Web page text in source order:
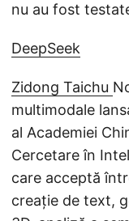
nu au fost
DeepSeek
Zidong Taichu
multimodale
al Academiei
Cercetare în
care acceptă
creație de text,